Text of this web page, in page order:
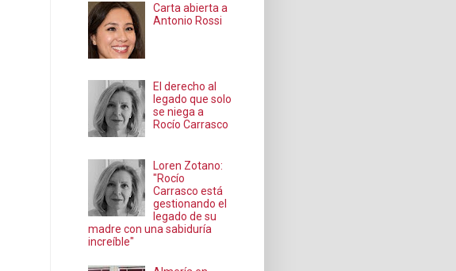
Carta abierta a
Antonio Rossi
El derecho al
legado que solo
se niega a
Rocío Carrasco
Loren Zotano:
"Rocío
Carrasco está
gestionando el
legado de su
madre con una sabiduría
increíble"